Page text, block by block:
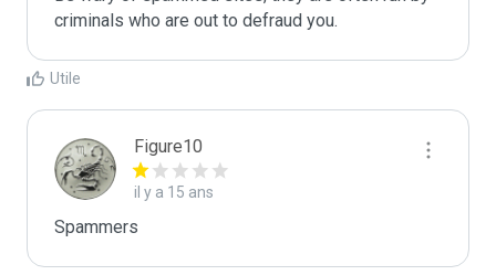
criminals who are out to defraud you.
Utile
Figure10
il y a 15 ans
Spammers